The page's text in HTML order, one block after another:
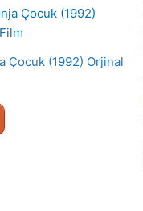
Çocuk (1992) Orjinal